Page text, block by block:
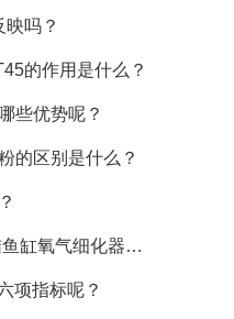
吗？
的作用是什么？
些优势呢？
的区别是什么？
鱼缸氧气细化器…
项指标呢？